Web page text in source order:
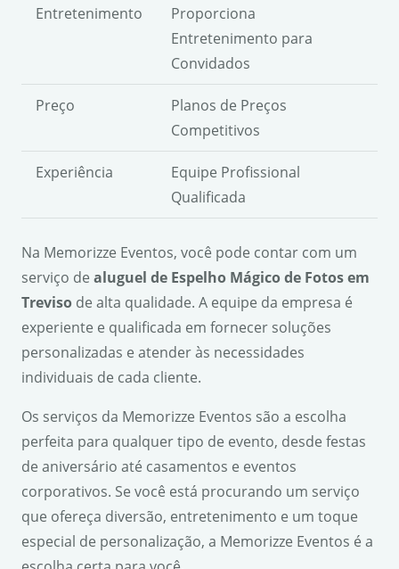
Entretenimento
Proporciona
Entretenimento para
Convidados
Preço
Planos de Preços
Competitivos
Experiência
Equipe Profissional
Qualificada
Na Memorizze Eventos, você pode contar com um
serviço de aluguel de Espelho Mágico de Fotos em
Treviso de alta qualidade. A equipe da empresa é
experiente e qualificada em fornecer soluções
personalizadas e atender às necessidades
individuais de cada cliente.
Os serviços da Memorizze Eventos são a escolha
perfeita para qualquer tipo de evento, desde festas
de aniversário até casamentos e eventos
corporativos. Se você está procurando um serviço
que ofereça diversão, entretenimento e um toque
especial de personalização, a Memorizze Eventos é a